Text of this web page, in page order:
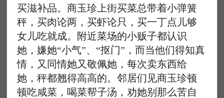
买滋补品。商玉珍上街买菜总带着小弹簧
秤，买肉论两，买虾论只，买一丁点儿够
女儿吃就成。附近菜场的小贩子都认识
她，嫌她“小气”、“抠门”，而当他们得知真
情，又同情她又敬佩她，每次卖东西给
她，秤都翘得高高的。邻居们见商玉珍顿
顿吃咸菜，喝菜帮子汤，劝她别那么苦自